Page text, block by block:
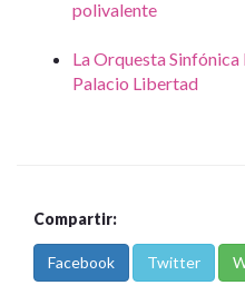
polivalente
La Orquesta
Palacio Libertad
Compartir:
Facebook Twitter